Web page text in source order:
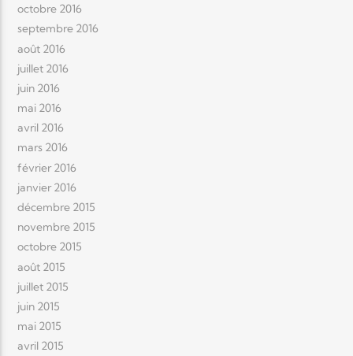
octobre 2016
septembre 2016
août 2016
juillet 2016
juin 2016
mai 2016
avril 2016
mars 2016
février 2016
janvier 2016
décembre 2015
novembre 2015
octobre 2015
août 2015
juillet 2015
juin 2015
mai 2015
avril 2015